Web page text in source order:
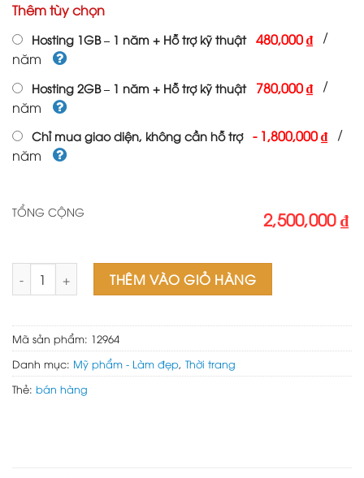
Thêm tùy chọn
Hosting 1GB – 1 năm + Hỗ trợ kỹ thuật 480,000 ₫ /
năm
Hosting 2GB – 1 năm + Hỗ trợ kỹ thuật 780,000 ₫ /
năm
Chỉ mua giao diện, không cần hỗ trợ -1,800,000 ₫ /
năm
TỔNG CỘNG 2,500,000 ₫
Web wordpress bán bikini 01 số lượng
THÊM VÀO GIỎ HÀNG
Mã sản phẩm: 12964
Danh mục: Mỹ phẩm - Làm đẹp, Thời trang
Thẻ: bán hàng